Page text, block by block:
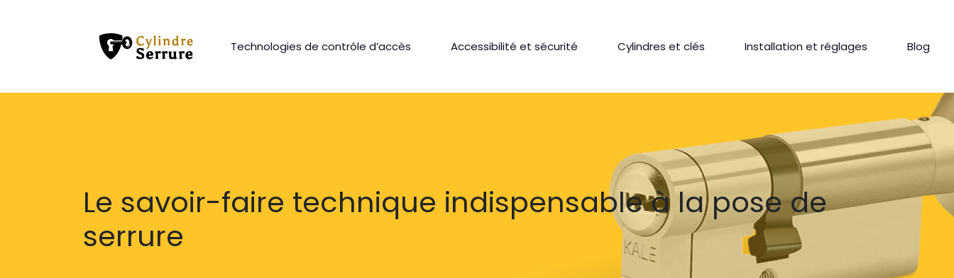
Technologies de contrôle d’accès Accessibilité et sécurité Cylindres et clés Installation et réglages Blog
Le savoir-faire technique indispensable à la pose de
serrure